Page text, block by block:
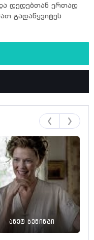
დედებთან ერთად
გადაწყვიტეს
ანეტ ბენინგი